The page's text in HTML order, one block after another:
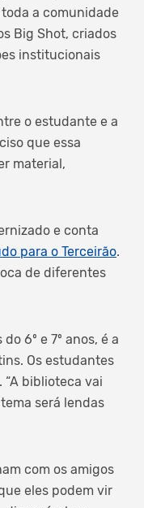
a comunidade
Big Shot, criados
institucionais
o estudante e a
que essa
material,
e conta
para o Terceirão.
de diferentes
6º e 7º anos, é a
Os estudantes
biblioteca vai
será lendas
com os amigos
eles podem vir